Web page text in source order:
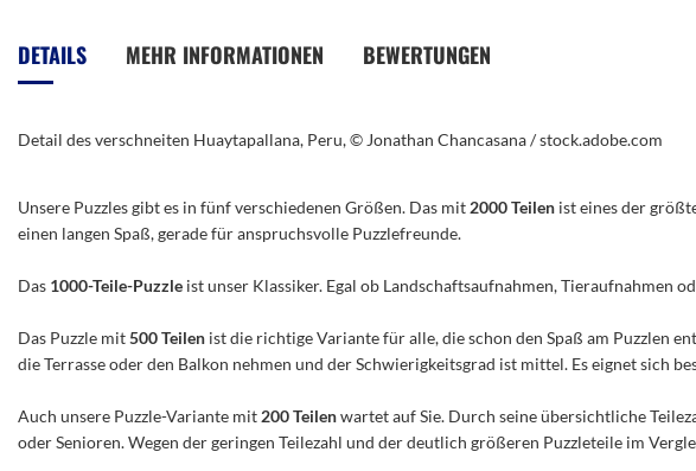
Bildergalerie
springen
DETAILS
Detail des verschneiten Huaytapallana, Peru, © Jonathan Chancasana / stock.adobe.com
MEHR INFORMATIONEN BEWERTUNGEN
Unsere Puzzles gibt es in fünf verschiedenen Größen. Das mit 2000 Teilen ist eines der
einen langen Spaß, gerade für anspruchsvolle Puzzlefreunde.
Das 1000-Teile-Puzzle ist unser Klassiker. Egal ob Landschaftsaufnahmen, Tieraufnahmen
Das Puzzle mit500 Teilen ist die richtige Variante für alle, die schon den Spaß am Puzzlen
die Terrasse oder den Balkon nehmen und der Schwierigkeitsgrad ist mittel. Es eignet sich
Auch unsere Puzzle-Variante mit 200 Teilenwartet auf Sie. Durch seine übersichtliche
oder Senioren. Wegen der geringen Teilezahl und der deutlich größeren Puzzleteile im